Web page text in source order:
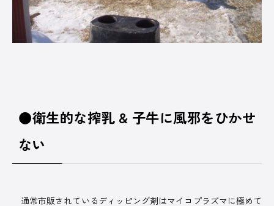
●衛生的な搾乳 & 子牛に風邪をひかせ
ない
通常市販されているディッピング剤はマイコプラズマに極めて